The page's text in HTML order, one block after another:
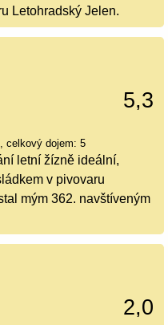
Letohradský Jelen.
5,3
celkový dojem: 5
letní žízně ideální,
v pivovaru
mým 362. navštíveným
2,0